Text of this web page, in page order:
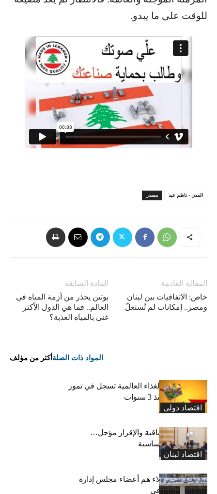
للوقت على ما يبدو.
مصدر المدن - ناظم عيد
المادة السابقة
بوتين يحذر من أزمة المياه في
العالم.. فما هي الدول الأكثر
غنى بالمياه العذبة؟
المقالة القادمة
خاص: الاتفاقيات بين لبنان
ومصر.. إمكانات لم تُستغلّ
المواد ذات الصلةأكثر من مؤلف
اقتصاد دولی
“الفاو”: أسعار الغذاء العالمية تسجل في تموز
أعلى مستوى منذ 3 سنوات
اقتصاد لبنان
رسوم النفايات باقية والإقرار مؤجل…
واستثناء لمواد أساسية
بعد 19 عاماً: هؤلاء هم أعضاء مجلس إدارة
الضمان الاجتماعي